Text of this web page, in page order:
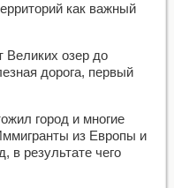
как важный
Великих озер до
дорога, первый
город и многие
из Европы и
в результате чего